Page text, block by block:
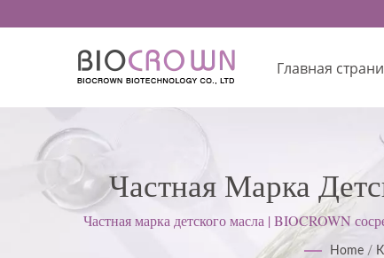
Главная
Частная Марка
Кожей: Сыворотки,
Частная марка детского масла | BIOCROWN
практике
Home /